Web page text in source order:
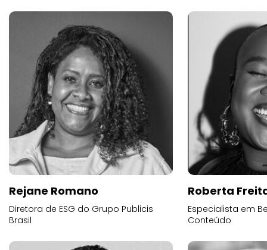
Rejane Romano
Diretora de ESG do Grupo Publicis
Brasil
Roberta
Especialista em
Conteúdo